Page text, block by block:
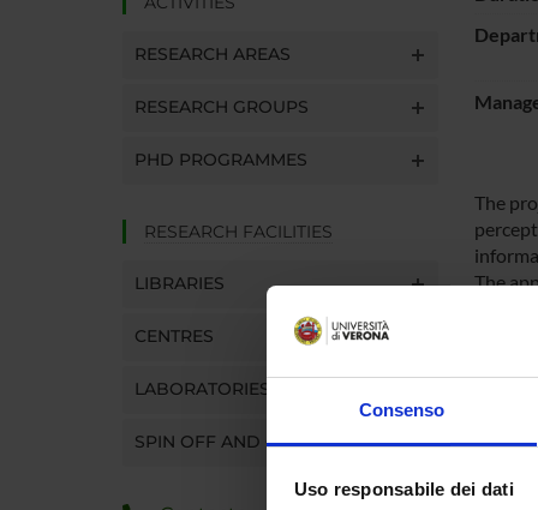
Consenso
Uso responsabile dei dati
RESEARCH AREAS
RESEARCH GROUPS
PHD PROGRAMMES
RESEARCH FACILITIES
LIBRARIES
CENTRES
LABORATORIES
SPIN OFF AND COMPANIES
The
The
eVS